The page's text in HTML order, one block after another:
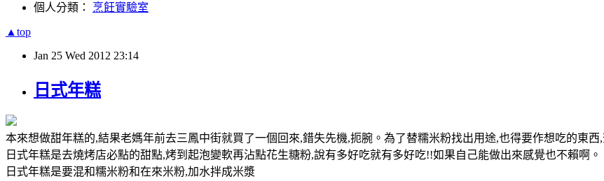
個人分類： 烹飪實驗室
▲top
Jan 25 Wed 2012 23:14
日式年糕
本來想做甜年糕的,結果老媽年前去三鳳中街就買了一個回來,錯失先機,扼腕。為了替糯米粉找出用途,也得要作想吃的東西
日式年糕是去燒烤店必點的甜點,烤到起泡變軟再沾點花生糖粉,說有多好吃就有多好吃!!如果自己能做出來感覺也不賴啊。
日式年糕是要混和糯米粉和在來米粉,加水拌成米漿